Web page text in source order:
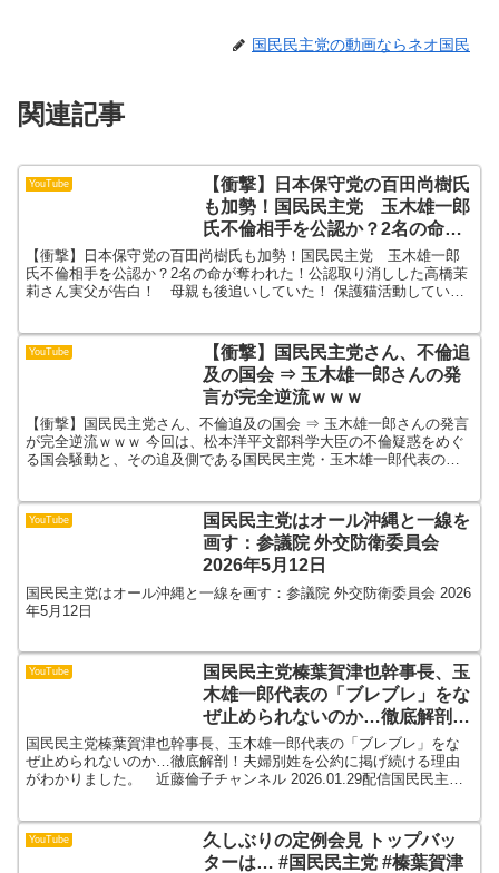
国民民主党の動画ならネオ国民
関連記事
YouTube
【衝撃】日本保守党の百田尚樹氏
も加勢！国民民主党 玉木雄一郎
氏不倫相手を公認か？2名の命が
奪われた！公認取り消しした高橋
茉莉さん実父が告白！ 母親も後
追いしていた！
【衝撃】日本保守党の百田尚樹氏も加勢！国民民主党 玉木雄一郎
氏不倫相手を公認か？2名の命が奪われた！公認取り消しした高橋茉
莉さん実父が告白！ 母親も後追いしていた！ 保護猫活動していま
YouTube
【衝撃】国民民主党さん、不倫追
及の国会 ⇒ 玉木雄一郎さんの発
言が完全逆流ｗｗｗ
【衝撃】国民民主党さん、不倫追及の国会 ⇒ 玉木雄一郎さんの発言
が完全逆流ｗｗｗ 今回は、松本洋平文部科学大臣の不倫疑惑をめぐ
る国会騒動と、その追及側である国民民主党・玉木雄一郎代表の過
YouTube
国民民主党はオール沖縄と一線を
画す：参議院 外交防衛委員会
2026年5月12日
国民民主党はオール沖縄と一線を画す：参議院 外交防衛委員会 2026
年5月12日
YouTube
国民民主党榛葉賀津也幹事長、玉
木雄一郎代表の「ブレブレ」をな
ぜ止められないのか…徹底解剖！
夫婦別姓を公約に掲げ続ける理由
がわかりました。 近藤倫子チャ
ンネル
国民民主党榛葉賀津也幹事長、玉木雄一郎代表の「ブレブレ」をな
ぜ止められないのか…徹底解剖！夫婦別姓を公約に掲げ続ける理由
がわかりました。 近藤倫子チャンネル 2026.01.29配信国民民主党
YouTube
久しぶりの定例会見 トップバッ
ターは… #国民民主党 #榛葉賀津